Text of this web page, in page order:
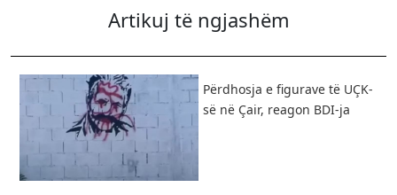
Artikuj të ngjashëm
Përdhosja e figurave të UÇK-
së në Çair, reagon BDI-ja